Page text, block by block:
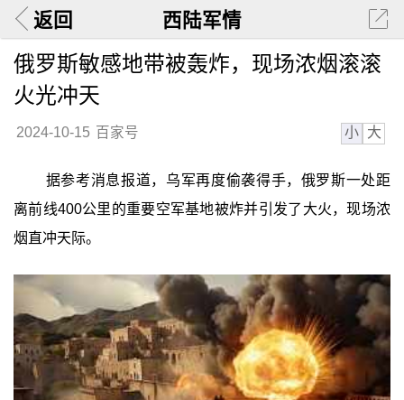
返回 西陆军情
俄罗斯敏感地带被轰炸，现场浓烟滚滚
火光冲天
2024-10-15 百家号 小 大
据参考消息报道，乌军再度偷袭得手，俄罗斯一处距
离前线400公里的重要空军基地被炸并引发了大火，现场浓
烟直冲天际。